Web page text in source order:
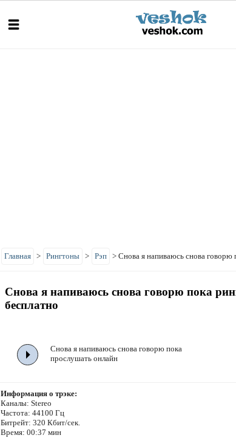
Главная > Рингтоны > Рэп > Снова я напиваюсь снова говорю
Снова я напиваюсь снова говорю пока
бесплатно
Снова я напиваюсь снова говорю пока
прослушать онлайн
Информация о трэке:
Каналы: Stereo
Частота: 44100 Гц
Битрейт: 320 Кбит/сек.
Время: 00:37 мин